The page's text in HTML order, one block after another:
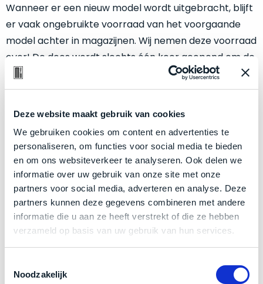
Deze website maakt gebruik van cookies
We gebruiken cookies om content en advertenties te
personaliseren, om functies voor social media te bieden
en om ons websiteverkeer te analyseren. Ook delen we
informatie over uw gebruik van onze site met onze
partners voor social media, adverteren en analyse. Deze
partners kunnen deze gegevens combineren met andere
informatie die u aan ze heeft verstrekt of die ze hebben
verzameld op basis van uw gebruik van hun services.
Noodzakelijk
Wanneer er een nieuw model wordt uitgebracht, blijft
er vaak ongebruikte voorraad van het voorgaande
model achter in magazijnen. Wij nemen deze voorraad
over! De doos wordt slechts één keer geopend om de
batterijstatus te controleren. De doos is geopend,
maar het apparaat is verder volledignieuwen
Nietrefurbished maar gewoon nogéchtnieuw
Minimaal 24 maanden garantie bij Mac voor
minder.
Profiteer van een gloednieuwe MacBook voor een
flink lagere prijs!
Compleet in de originele doos geleverd, inclusief
alle ongebruikte toebehoren.
bij producten
is
een
‘customer
return’.
Kort
uitgepakt
binnen
retourperiode
teruggestuurd.
Dus
niks
refurbished,
niks
vervangen.
Simpelweg
weinig
Zowel
favoriet
model
biedt
beste
‘all-
round’
pakket
binnen
de
categorie.
Het
is
een
die